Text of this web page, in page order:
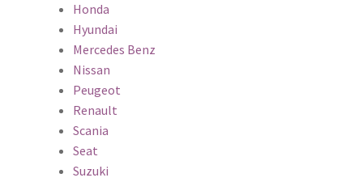
Honda
Hyundai
Mercedes Benz
Nissan
Peugeot
Renault
Scania
Seat
Suzuki